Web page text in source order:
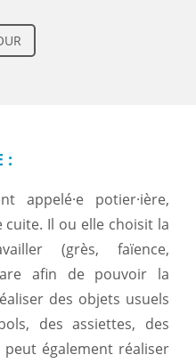
:
appelé·e potier·ière,
Il ou elle choisit la
(grès, faïence,
afin de pouvoir la
des objets usuels
des assiettes, des
également réaliser